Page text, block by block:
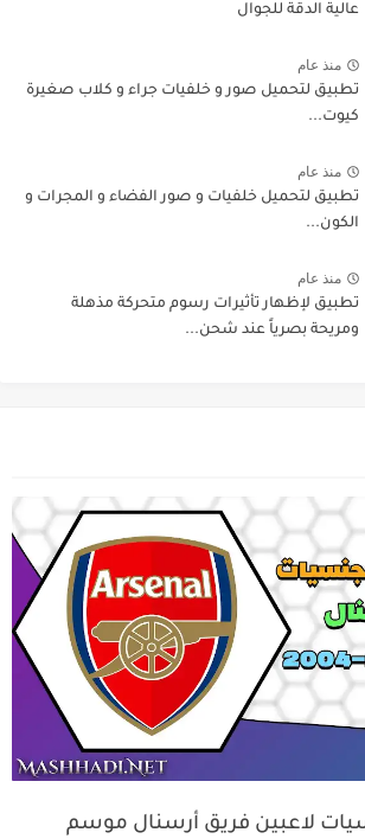
عالية الدقة للجوال
منذ عام
تطبيق لتحميل صور و خلفيات جراء و كلاب صغيرة
كيوت...
منذ عام
تطبيق لتحميل خلفيات و صور الفضاء و المجرات و
الكون...
منذ عام
تطبيق لإظهار تأثيرات رسوم متحركة مذهلة
ومريحة بصرياً عند شحن...
لاعبين فريق أرسنال موسم